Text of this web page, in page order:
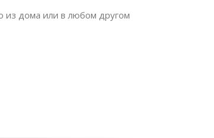
из дома или в любом другом